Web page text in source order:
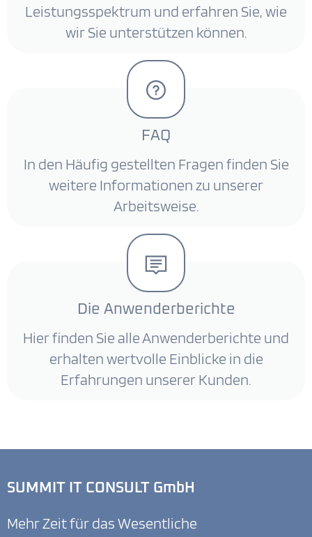
Leistungsspektrum und erfahren Sie, wie
wir Sie unterstützen können.
FAQ
In den Häufig gestellten Fragen finden Sie
weitere Informationen zu unserer
Arbeitsweise.
Die Anwenderberichte
Hier finden Sie alle Anwenderberichte und
erhalten wertvolle Einblicke in die
Erfahrungen unserer Kunden.
SUMMIT IT CONSULT GmbH
Mehr Zeit für das Wesentliche